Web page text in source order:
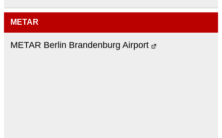
METAR
METAR Berlin Brandenburg Airport